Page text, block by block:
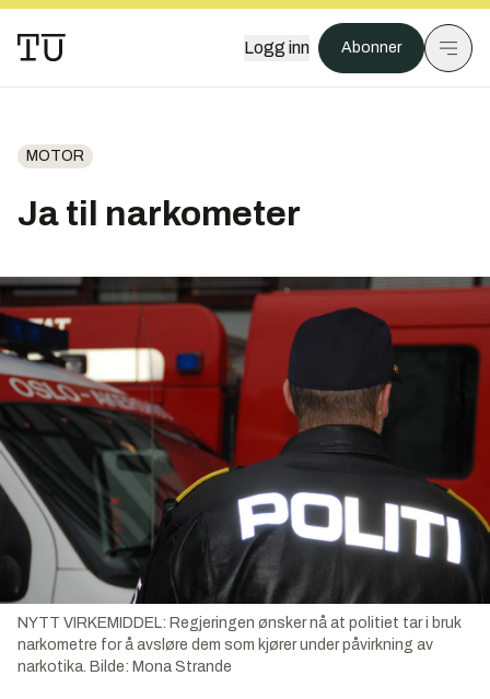
Logg inn Abonner
MOTOR
Ja til narkometer
NYTT VIRKEMIDDEL: Regjeringen ønsker nå at politiet tar i bruk
narkometre for å avsløre dem som kjører under påvirkning av
narkotika. Bilde: Mona Strande